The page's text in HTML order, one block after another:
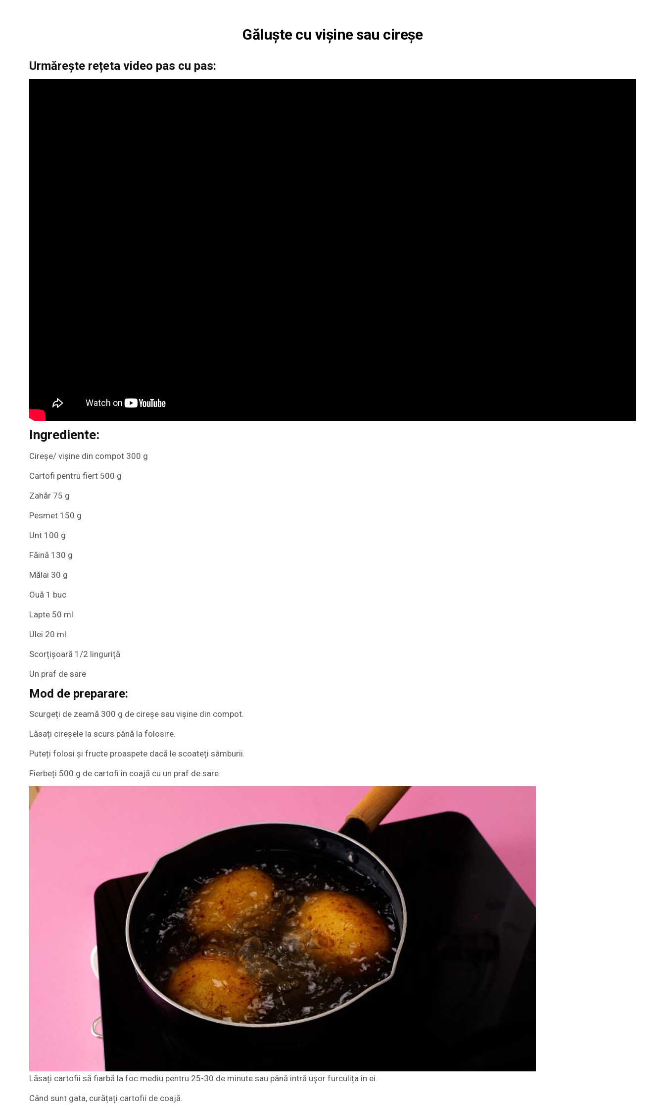
Găluște cu vișine sau cireșe
Urmărește rețeta video pas cu pas:
Ingrediente:
Cireșe/ vișine din compot 300 g
Cartofi pentru fiert 500 g
Zahăr 75 g
Pesmet 150 g
Unt 100 g
Făină 130 g
Mălai 30 g
Ouă 1 buc
Lapte 50 ml
Ulei 20 ml
Scorțișoară 1/2 linguriță
Un praf de sare
Mod de preparare:
Scurgeți de zeamă 300 g de cireșe sau vișine din compot.
Lăsați cireșele la scurs până la folosire.
Puteți folosi și fructe proaspete dacă le scoateți sâmburii.
Fierbeți 500 g de cartofi în coajă cu un praf de sare.
Lăsați cartofii să fiarbă la foc mediu pentru 25-30 de minute sau până intră ușor furculița în ei.
Când sunt gata, curățați cartofii de coajă.